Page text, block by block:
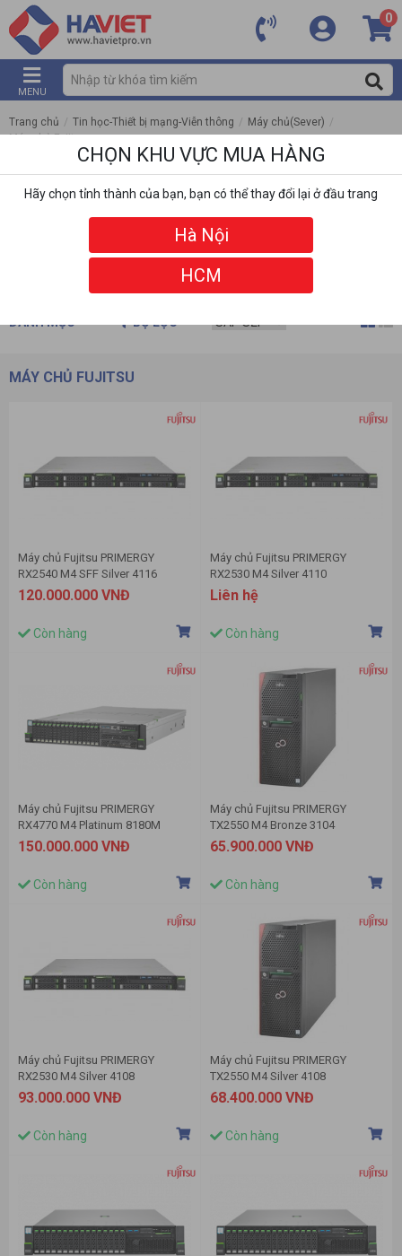
0
MENU
Trang chủ / Tin học-Thiết bị mạng-Viễn thông / Máy chủ(Sever) /
Máy chủ Fujitsu
DANH MỤC BỘ LỌC
MÁY CHỦ FUJITSU
Máy chủ Fujitsu PRIMERGY
RX2540 M4 SFF Silver 4116
120.000.000 VNĐ
Còn hàng
Máy chủ Fujitsu PRIMERGY
RX2530 M4 Silver 4110
Liên hệ
Còn hàng
Máy chủ Fujitsu PRIMERGY
RX4770 M4 Platinum 8180M
150.000.000 VNĐ
Còn hàng
Máy chủ Fujitsu PRIMERGY
TX2550 M4 Bronze 3104
65.900.000 VNĐ
Còn hàng
Máy chủ Fujitsu PRIMERGY
RX2530 M4 Silver 4108
93.000.000 VNĐ
Còn hàng
Máy chủ Fujitsu PRIMERGY
TX2550 M4 Silver 4108
68.400.000 VNĐ
Còn hàng
CHỌN KHU VỰC MUA HÀNG
Hãy chọn tỉnh thành của bạn, bạn có thể thay đổi lại ở đầu trang
Hà Nội
HCM